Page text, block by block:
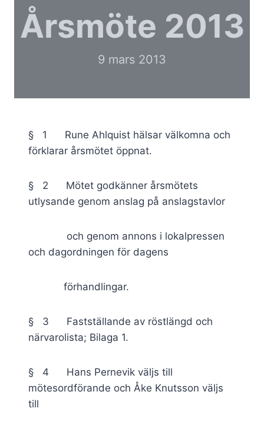
Årsmöte 2013
9 mars 2013
§ 1 Rune Ahlquist hälsar välkomna och
förklarar årsmötet öppnat.
§ 2 Mötet godkänner årsmötets
utlysande genom anslag på anslagstavlor
och genom annons i lokalpressen
och dagordningen för dagens
förhandlingar.
§ 3 Fastställande av röstlängd och
närvarolista; Bilaga 1.
§ 4 Hans Pernevik väljs till
mötesordförande och Åke Knutsson väljs
till